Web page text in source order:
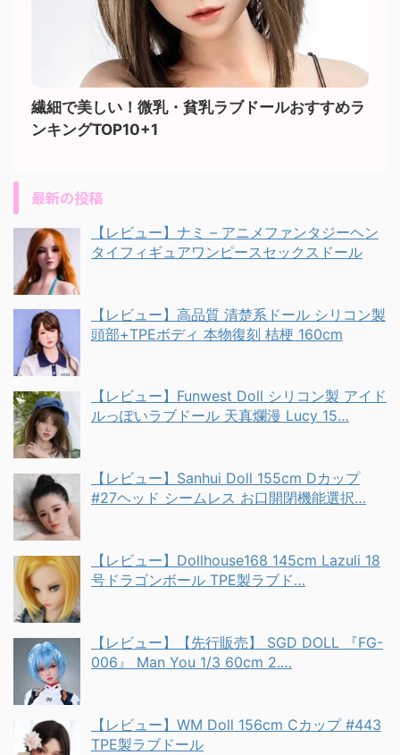
繊細で美しい！微乳・貧乳ラブドールおすすめラ
ンキングTOP10+1
最新の投稿
【レビュー】ナミ – アニメファンタジーヘン
タイフィギュアワンピースセックスドール
【レビュー】高品質 清楚系ドール シリコン製
頭部+TPEボディ 本物復刻 桔梗 160cm
【レビュー】Funwest Doll シリコン製 アイド
ルっぽいラブドール 天真爛漫 Lucy 15…
【レビュー】Sanhui Doll 155cm Dカップ
#27ヘッド シームレス お口開閉機能選択…
【レビュー】Dollhouse168 145cm Lazuli 18
号ドラゴンボール TPE製ラブド…
【レビュー】【先行販売】 SGD DOLL 『FG-
006』 Man You 1/3 60cm 2.…
【レビュー】WM Doll 156cm Cカップ #443
TPE製ラブドール